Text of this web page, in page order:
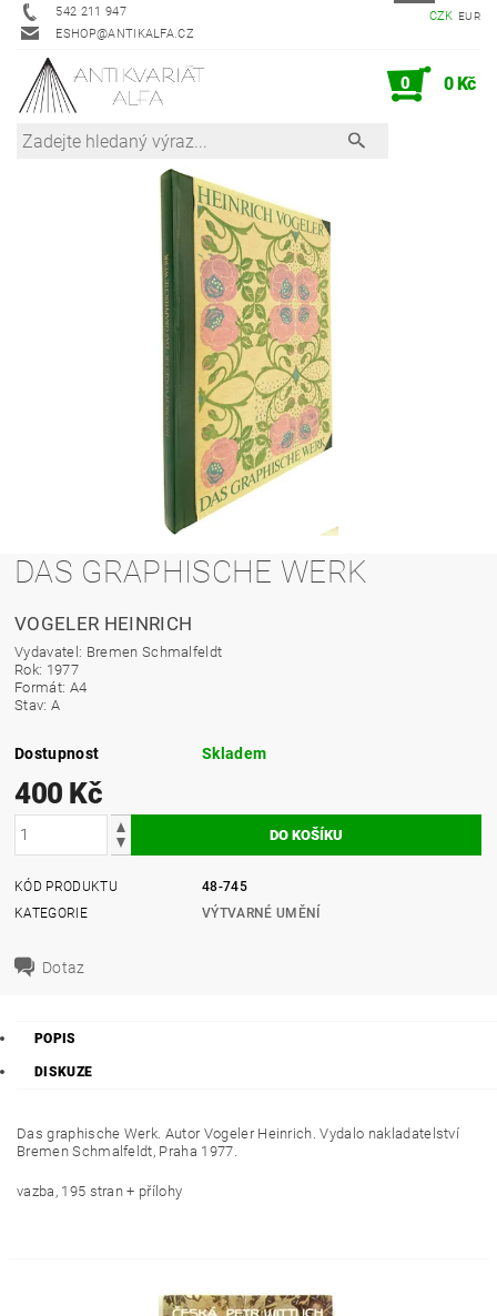
542 211 947
ESHOP@ANTIKALFA.CZ
CZK EUR
0 0 Kč
DAS GRAPHISCHE WERK
VOGELER HEINRICH
Vydavatel: Bremen Schmalfeldt
Rok: 1977
Formát: A4
Stav: A
Dostupnost Skladem
400 Kč
KÓD PRODUKTU
48-745
KATEGORIE
VÝTVARNÉ UMĚNÍ
Dotaz
POPIS
DISKUZE
Das graphische Werk. Autor Vogeler Heinrich. Vydalo nakladatelství
Bremen Schmalfeldt, Praha 1977.
vazba, 195 stran + přílohy